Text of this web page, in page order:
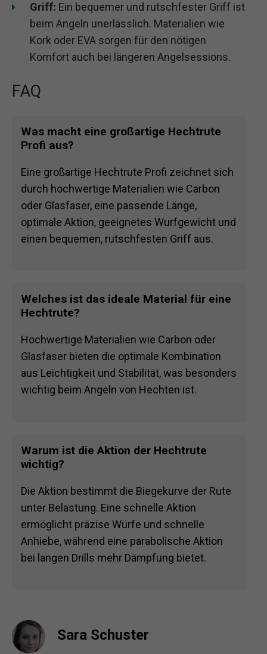
Griff: Ein bequemer und rutschfester Griff ist
beim Angeln unerlässlich. Materialien wie
Kork oder EVA sorgen für den nötigen
Komfort auch bei längeren Angelsessions.
FAQ
Was macht eine großartige Hechtrute
Profi aus?
Eine großartige Hechtrute Profi zeichnet sich
durch hochwertige Materialien wie Carbon
oder Glasfaser, eine passende Länge,
optimale Aktion, geeignetes Wurfgewicht und
einen bequemen, rutschfesten Griff aus.
Welches ist das ideale Material für eine
Hechtrute?
Hochwertige Materialien wie Carbon oder
Glasfaser bieten die optimale Kombination
aus Leichtigkeit und Stabilität, was besonders
wichtig beim Angeln von Hechten ist.
Warum ist die Aktion der Hechtrute
wichtig?
Die Aktion bestimmt die Biegekurve der Rute
unter Belastung. Eine schnelle Aktion
ermöglicht präzise Würfe und schnelle
Anhiebe, während eine parabolische Aktion
bei langen Drills mehr Dämpfung bietet.
Sara Schuster